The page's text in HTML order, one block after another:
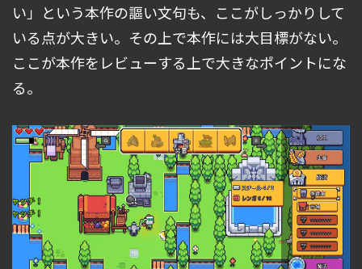
い」という本作の謳い文句も、ここがしっかりして
いる点が大きい。その上で本作には大目標がない。
ここが本作をレビューする上で大きなポイントにな
る。